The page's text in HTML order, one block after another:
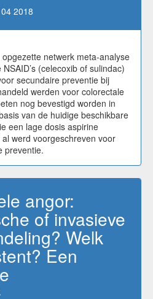
2018
netwerk meta-analyse
(celecoxib of sulindac)
secundaire preventie bij
werden voor colorectale
nog bevestigd worden in
van de huidige beschikbare
een lage dosis aspirine
werd voorgeschreven voor
preventie.
angor:
of invasieve
Welk
Een